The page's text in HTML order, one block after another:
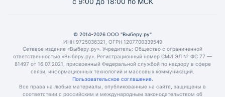
© 2014-2026 ООО "Выберу.ру"
ИНН 9725036321, ОГРН 1207700339549
Сетевое издание «Выберу.ру». Учредитель: Общество с ограниченной
ответственностью «Выберу.ру». Регистрационный номер СМИ ЭЛ № ФС 77 —
81497 от 16.07.2021, присвоенный Федеральной службой по надзору в сфере
связи, информационных технологий и массовых коммуникаций.
Пользовательское соглашение.
Все права на любые материалы, опубликованные на сайте, защищены в
соответствии с российским и международным законодательством об